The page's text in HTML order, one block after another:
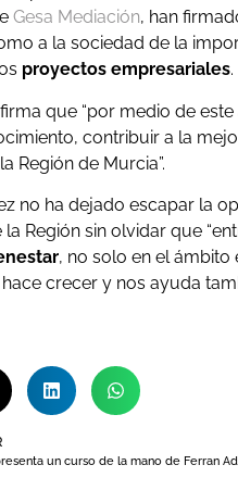
Gesa Mediación, han
a la sociedad de la
proyectos empresariales.
que “por medio de
contribuir a la
Región de Murcia”.
no ha dejado escapar la
Región sin olvidar que
, no solo en el
hace crecer y nos ayuda